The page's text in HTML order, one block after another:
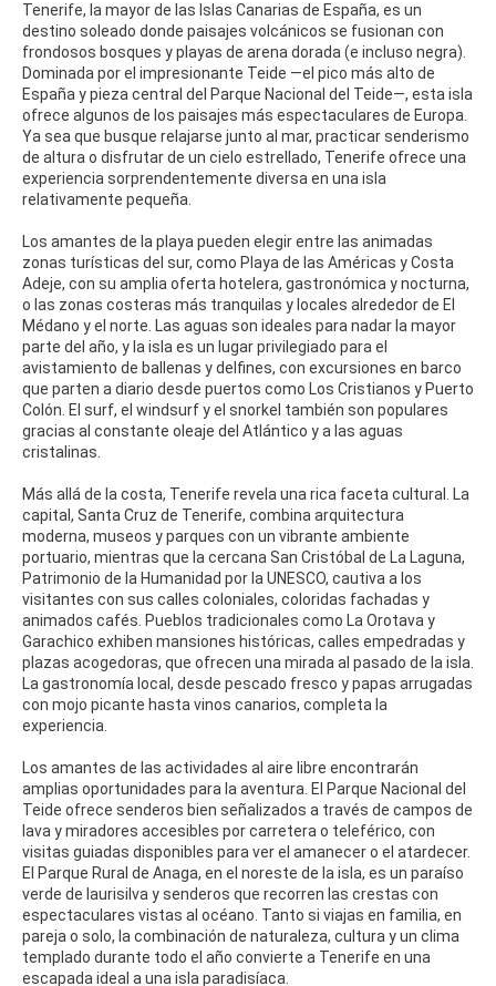
Tenerife, la mayor de las Islas Canarias de España, es un
destino soleado donde paisajes volcánicos se fusionan con
frondosos bosques y playas de arena dorada (e incluso negra).
Dominada por el impresionante Teide —el pico más alto de
España y pieza central del Parque Nacional del Teide—, esta isla
ofrece algunos de los paisajes más espectaculares de Europa.
Ya sea que busque relajarse junto al mar, practicar senderismo
de altura o disfrutar de un cielo estrellado, Tenerife ofrece una
experiencia sorprendentemente diversa en una isla
relativamente pequeña.
Los amantes de la playa pueden elegir entre las animadas
zonas turísticas del sur, como Playa de las Américas y Costa
Adeje, con su amplia oferta hotelera, gastronómica y nocturna,
o las zonas costeras más tranquilas y locales alrededor de El
Médano y el norte. Las aguas son ideales para nadar la mayor
parte del año, y la isla es un lugar privilegiado para el
avistamiento de ballenas y delfines, con excursiones en barco
que parten a diario desde puertos como Los Cristianos y Puerto
Colón. El surf, el windsurf y el snorkel también son populares
gracias al constante oleaje del Atlántico y a las aguas
cristalinas.
Más allá de la costa, Tenerife revela una rica faceta cultural. La
capital, Santa Cruz de Tenerife, combina arquitectura
moderna, museos y parques con un vibrante ambiente
portuario, mientras que la cercana San Cristóbal de La Laguna,
Patrimonio de la Humanidad por la UNESCO, cautiva a los
visitantes con sus calles coloniales, coloridas fachadas y
animados cafés. Pueblos tradicionales como La Orotava y
Garachico exhiben mansiones históricas, calles empedradas y
plazas acogedoras, que ofrecen una mirada al pasado de la isla.
La gastronomía local, desde pescado fresco y papas arrugadas
con mojo picante hasta vinos canarios, completa la
experiencia.
Los amantes de las actividades al aire libre encontrarán
amplias oportunidades para la aventura. El Parque Nacional del
Teide ofrece senderos bien señalizados a través de campos de
lava y miradores accesibles por carretera o teleférico, con
visitas guiadas disponibles para ver el amanecer o el atardecer.
El Parque Rural de Anaga, en el noreste de la isla, es un paraíso
verde de laurisilva y senderos que recorren las crestas con
espectaculares vistas al océano. Tanto si viajas en familia, en
pareja o solo, la combinación de naturaleza, cultura y un clima
templado durante todo el año convierte a Tenerife en una
escapada ideal a una isla paradisíaca.